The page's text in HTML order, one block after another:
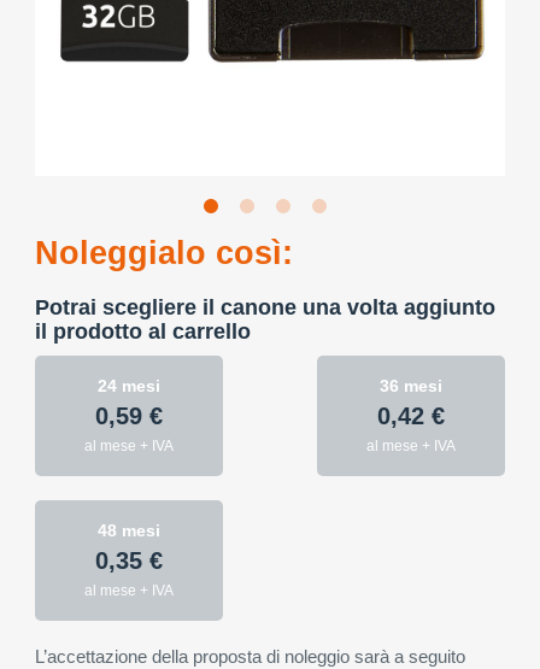
Noleggialo così:
Potrai scegliere il canone una volta aggiunto
il prodotto al carrello
24 mesi
0,59 €
al mese + IVA
36 mesi
0,42 €
al mese + IVA
48 mesi
0,35 €
al mese + IVA
L’accettazione della proposta di noleggio sarà a seguito